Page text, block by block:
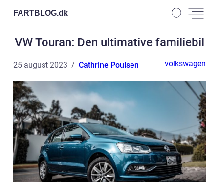
FARTBLOG.dk
VW Touran: Den ultimative familiebil
25 august 2023 Cathrine Poulsen volkswagen